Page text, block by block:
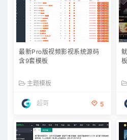
最新Pro版视频影视系统源码
含9套模板
主题模板
超哥 5